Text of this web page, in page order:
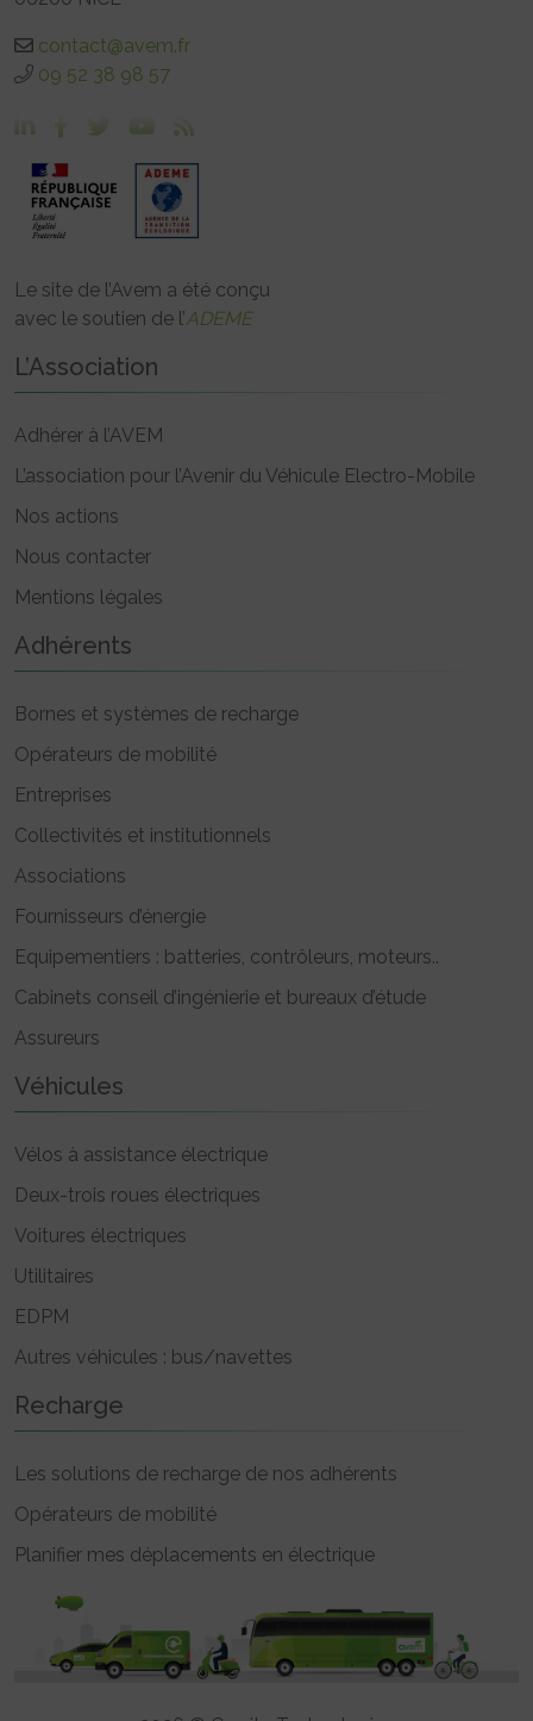
contact@avem.fr
09 52 38 98 57
Le site de l’Avem a été conçu
avec le soutien de l’ADEME
L’Association
Adhérer à l’AVEM
L’association pour l’Avenir du Véhicule Electro-Mobile
Nos actions
Nous contacter
Mentions légales
Adhérents
Bornes et systèmes de recharge
Opérateurs de mobilité
Entreprises
Collectivités et institutionnels
Associations
Fournisseurs d’énergie
Equipementiers : batteries, contrôleurs, moteurs..
Cabinets conseil d’ingénierie et bureaux d’étude
Assureurs
Véhicules
Vélos à assistance électrique
Deux-trois roues électriques
Voitures électriques
Utilitaires
EDPM
Autres véhicules : bus/navettes
Recharge
Les solutions de recharge de nos adhérents
Opérateurs de mobilité
Planifier mes déplacements en électrique